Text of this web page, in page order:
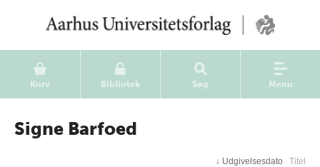
Kurv Bibliotek Søg Menu
Signe Barfoed
↓ Udgivelsesdato Titel